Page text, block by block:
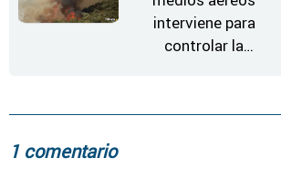
interviene para
controlar la
Fermoselle
1 comentario